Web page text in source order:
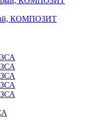
КОМПОЗИТ